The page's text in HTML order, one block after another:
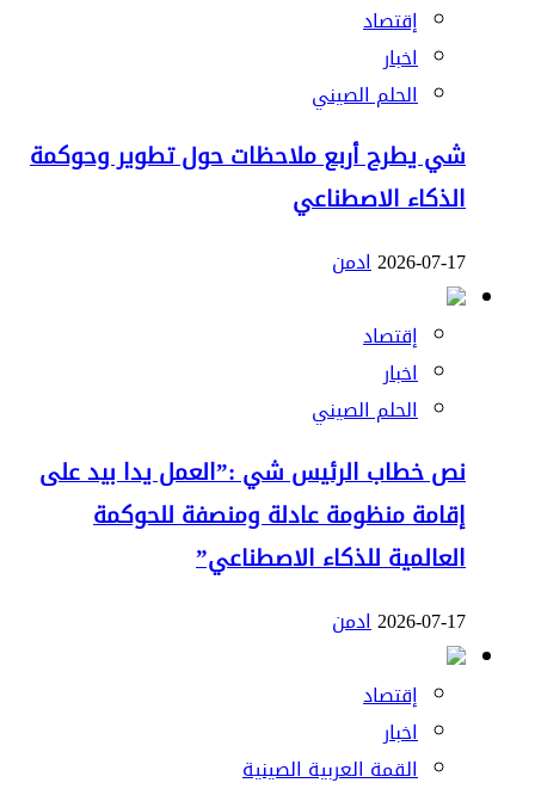
إقتصاد
اخبار
الحلم الصيني
شي يطرح أربع ملاحظات حول تطوير وحوكمة
الذكاء الاصطناعي
2026-07-17ادمن
إقتصاد
اخبار
الحلم الصيني
نص خطاب الرئيس شي :”العمل يدا بيد على
إقامة منظومة عادلة ومنصفة للحوكمة
العالمية للذكاء الاصطناعي”
2026-07-17ادمن
إقتصاد
اخبار
القمة العربية الصينية